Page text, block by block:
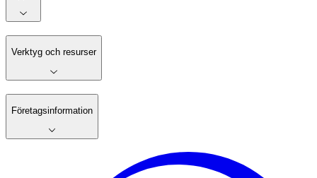
Verktyg och resurser
Företagsinformation